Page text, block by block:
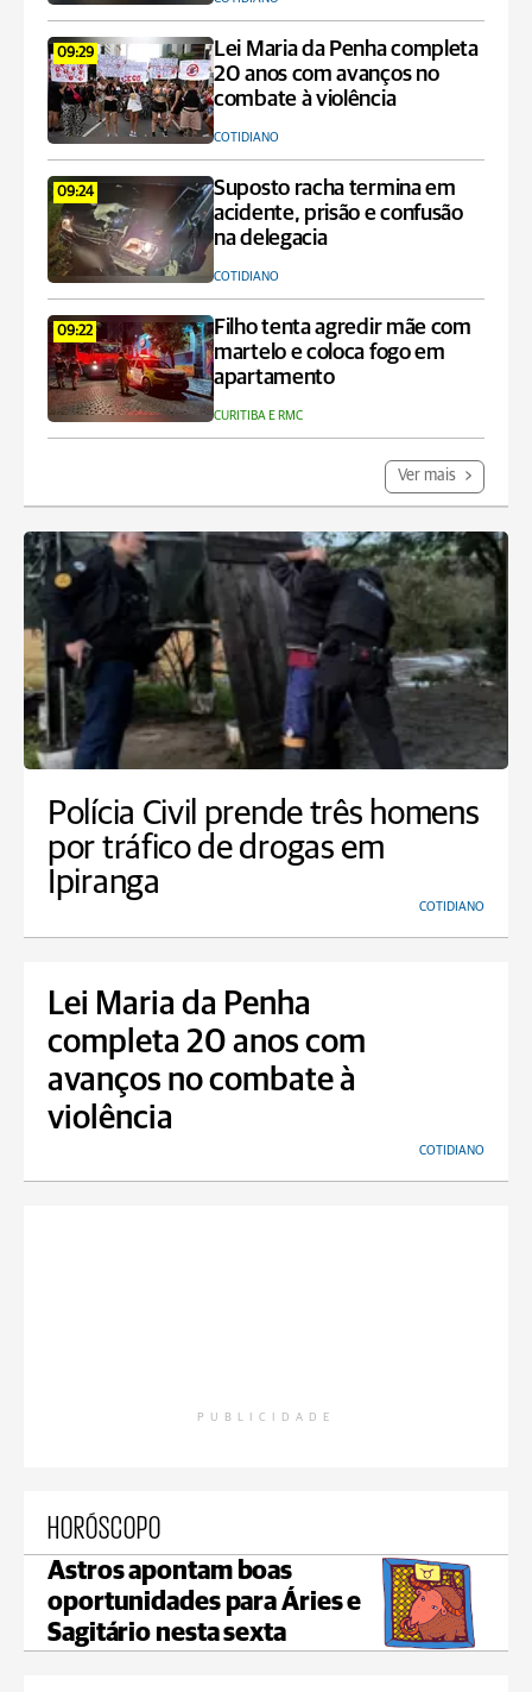
09:29
Lei Maria da Penha completa
20 anos com avanços no
combate à violência
COTIDIANO
09:24
Suposto racha termina em
acidente, prisão e confusão
na delegacia
COTIDIANO
09:22
Filho tenta agredir mãe com
martelo e coloca fogo em
apartamento
CURITIBA E RMC
Ver mais
Polícia Civil prende três homens
por tráfico de drogas em
Ipiranga
COTIDIANO
Lei Maria da Penha
completa 20 anos com
avanços no combate à
violência
COTIDIANO
PUBLICIDADE
HORÓSCOPO
Astros apontam boas
oportunidades para Áries e
Sagitário nesta sexta